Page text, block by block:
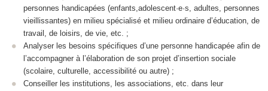
personnes handicapées (enfants,adolescent·e·s, adultes, personnes
vieillissantes) en milieu spécialisé et milieu ordinaire d’éducation, de
travail, de loisirs, de vie, etc. ;
Analyser les besoins spécifiques d’une personne handi­capée afin de
l’accompagner à l’élaboration de son projet d’insertion sociale
(scolaire, culturelle, accessibilité ou autre) ;
Conseiller les institutions, les associations, etc. dans leur